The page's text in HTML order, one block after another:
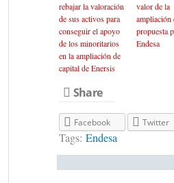
rebajar la valoración
de sus activos para
conseguir el apoyo
de los minoritarios
en la ampliación de
capital de Enersis
valor de la
ampliación
propuesta
Endesa
Share
Facebook Twitter
Tags: Endesa